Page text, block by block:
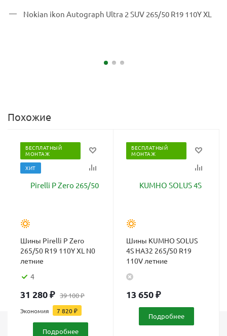
Похожие
БЕСПЛАТНЫЙ
МОНТАЖ
ХИТ
Шины Pirelli P Zero
265/50 R19 110Y XL N0
летние
4
31 280₽ 39 100₽
Экономия 7 820₽
Подробнее
БЕСПЛАТНЫЙ
МОНТАЖ
Шины KUMHO SOLUS
4S HA32 265/50 R19
110V летние
13 650₽
Подробнее